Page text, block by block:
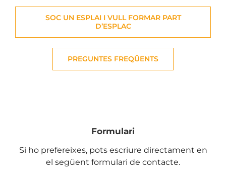
SOC UN ESPLAI I VULL FORMAR PART
D’ESPLAC
PREGUNTES FREQÜENTS
Formulari
Si ho prefereixes, pots escriure directament en
el següent formulari de contacte.